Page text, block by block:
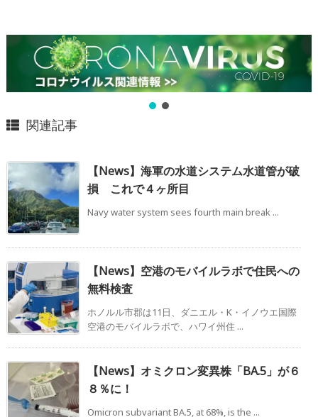
関連記事
【News】海軍の水道システム水道管が破
損 これで４ヶ所目
Navy water system sees fourth main break ...
【News】空港のモバイルラボで住民への
無料検査
ホノルル市郡は11日、ダニエル・K・イノウエ国際
空港のモバイルラボで、ハワイ州住 ...
【News】オミクロン変異株「BA.5」が６
８％に！
Omicron subvariant BA.5, at 68%, is the ...